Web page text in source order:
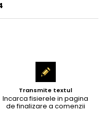
Transmite textul
Incarca fisierele in pagina
de finalizare a comenzii